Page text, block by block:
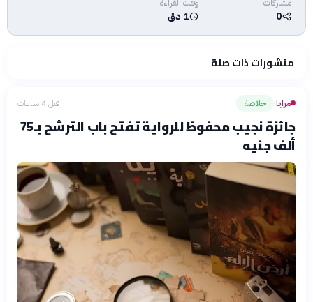
مشاركات
0
وقت القراءة
1 دق
منشورات ذات صلة
مرايا› خلاصة قبل 4 ساعات
جائزة نجيب محفوظ للرواية تفتح باب الترشح بـ75
ألف جنيه